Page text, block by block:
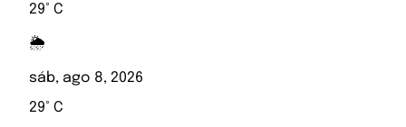
29° C
🌦️
sáb, ago 8, 2026
29° C